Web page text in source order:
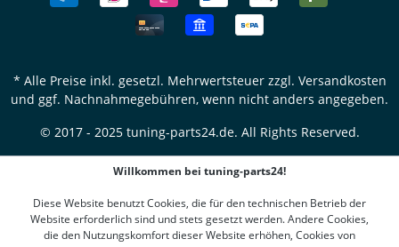
* Alle Preise inkl. gesetzl. Mehrwertsteuer zzgl. Versandkosten
und ggf. Nachnahmegebühren, wenn nicht anders angegeben.
© 2017 - 2025 tuning-parts24.de. All Rights Reserved.
Willkommen bei tuning-parts24!
Diese Website benutzt Cookies, die für den technischen Betrieb der
Website erforderlich sind und stets gesetzt werden. Andere Cookies,
die den Nutzungskomfort dieser Website erhöhen, Cookies von